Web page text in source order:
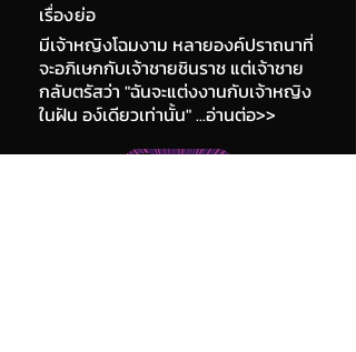
เรื่องย่อ
มีเจ้าหญิงโฉมงาม หลายองค์ปราถนาที่
จะอภิเษกกับเจ้าชายชินราช แต่เจ้าชาย
กลับตรัสว่า "ฉันจะแต่งงานกับเจ้าหญิง
ในฝัน อง์เดียวเท่านั้น" ...อ่านต่อ>>